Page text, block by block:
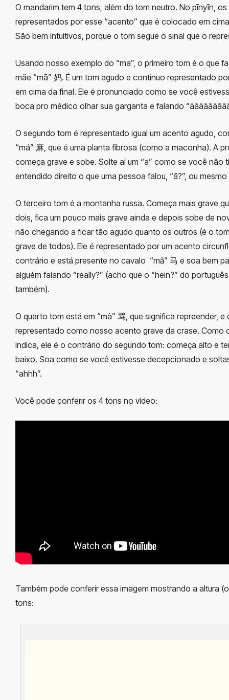
O mandarim tem 4 tons, além do tom neutro. No pīnyīn,
representados por esse “acento” que é colocado em
São bem intuitivos, porque o tom segue o sinal que o
Usando nosso exemplo do “ma”, o primeiro tom é o que
mãe “mā” 妈. É um tom agudo e contínuo representado
em cima da final. Ele é pronunciado como se você
boca pro médico olhar sua garganta e falando
O segundo tom é representado igual um acento agudo,
“má” 麻, que é uma planta fibrosa (como a maconha). A
começa grave e sobe. Solte aí um “a” como se você não
entendido direito o que uma pessoa falou, “ã?”, ou mesmo
O terceiro tom é a montanha russa. Começa mais grave
dois, fica um pouco mais grave ainda e depois sobe de
não chegando a ficar tão agudo quanto os outros (é o
grave de todos). Ele é representado por um acento
contrário e está presente no cavalo “mǎ” 马 e soa bem
alguém falando “really?” (acho que o “hein?” do
também).
O quarto tom está em “mà” 骂, que significa repreender, e
representado como nosso acento grave da crase. Como
indica, ele é o contrário do segundo tom: começa alto e
baixo. Soa como se você estivesse decepcionado e
“ahhh”.
Você pode conferir os 4 tons no vídeo:
Também pode conferir essa imagem mostrando a altura
tons: